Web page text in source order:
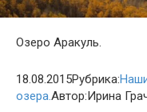
Озеро Аракуль.
18.08.2015Рубрика:
озера. Автор:Ирина